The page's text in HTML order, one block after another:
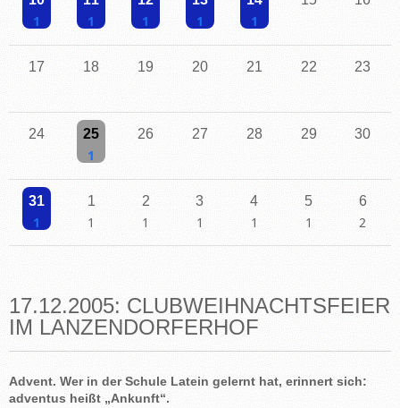
17 18 19 20 21 22 23
24 25 26 27 28 29 30
31 1 2 3 4 5 6
17.12.2005: CLUBWEIHNACHTSFEIER
IM LANZENDORFERHOF
Advent. Wer in der Schule Latein gelernt hat, erinnert sich:
adventus heißt „Ankunft“.